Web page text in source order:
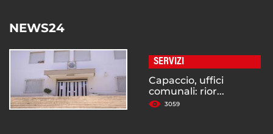
NEWS24
SERVIZI
Capaccio, uffici
comunali: rior...
3059